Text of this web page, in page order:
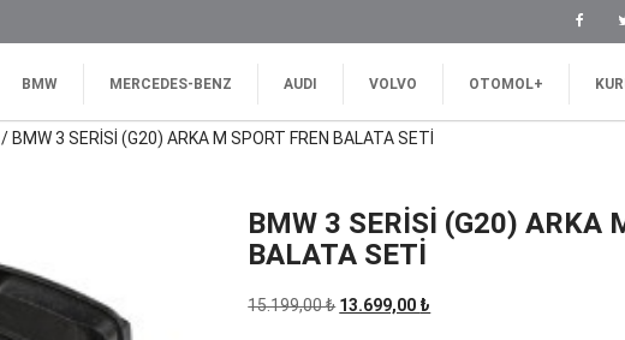
BMW MERCEDES-BENZ AUDI VOLVO OTOMOL+
/ BMW 3 SERİSİ (G20) ARKA M SPORT FREN BALATA SETİ
BMW 3 SERİSİ (G20) ARKA
BALATA SETİ
15.199,00₺ Orijinal
13.699,00 ₺